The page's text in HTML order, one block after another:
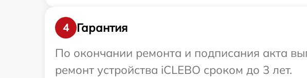
4
Гарантия
По окончании ремонта и подписания акта
ремонт устройства iCLEBO сроком до 3 лет.